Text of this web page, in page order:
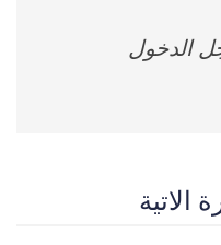
الدخول
الاتية